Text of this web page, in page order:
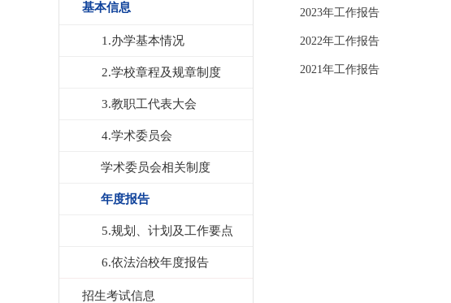
基本信息
1.办学基本情况
2.学校章程及规章制度
3.教职工代表大会
4.学术委员会
学术委员会相关制度
年度报告
5.规划、计划及工作要点
6.依法治校年度报告
招生考试信息
2023年工作报告
2022年工作报告
2021年工作报告